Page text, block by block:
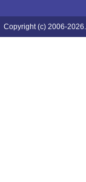
Copyright (c) 2006-